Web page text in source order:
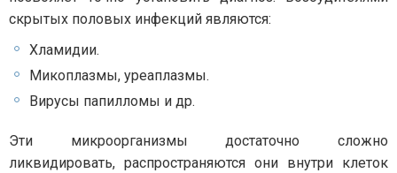
скрытых половых инфекций являются:
Хламидии.
Микоплазмы, уреаплазмы.
Вирусы папилломы и др.
Эти микроорганизмы достаточно сложно
ликвидировать, распространяются они внутри клеток